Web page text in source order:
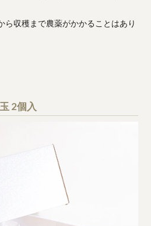
ら収穫まで農薬がかかることはあり
2個入